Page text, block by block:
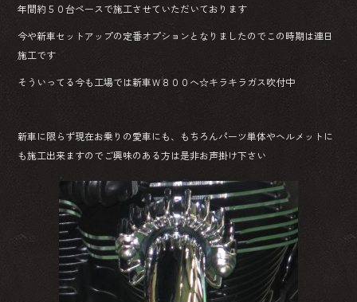
年間約５０台ペースで施工させていただいております
今や新車セットアップの定番オプションとなりましたのでこの時期は連日
施工です
そういってる今も工場では新車Ｗ８００へ☆キラキラガス吹付中
新車に限らず現在お乗りの愛車にも、もちろんパーツ単体やヘルメットに
も施工出来ますのでご興味のある方は是非お声掛け下さい